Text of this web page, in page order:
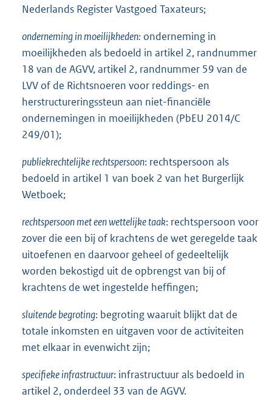
Nederlands Register Vastgoed Taxateurs;
onderneming in moeilijkheden: onderneming in
moeilijkheden als bedoeld in artikel 2, randnummer
18 van de AGVV, artikel 2, randnummer 59 van de
LVV of de Richtsnoeren voor reddings- en
herstructureringssteun aan niet-financiële
ondernemingen in moeilijkheden (PbEU 2014/C
249/01);
publiekrechtelijke rechtspersoon: rechtspersoon als
bedoeld in artikel 1 van boek 2 van het Burgerlijk
Wetboek;
rechtspersoon met een wettelijke taak: rechtspersoon voor
zover die een bij of krachtens de wet geregelde taak
uitoefenen en daarvoor geheel of gedeeltelijk
worden bekostigd uit de opbrengst van bij of
krachtens de wet ingestelde heffingen;
sluitende begroting: begroting waaruit blijkt dat de
totale inkomsten en uitgaven voor de activiteiten
met elkaar in evenwicht zijn;
specifieke infrastructuur: infrastructuur als bedoeld in
artikel 2, onderdeel 33 van de AGVV.